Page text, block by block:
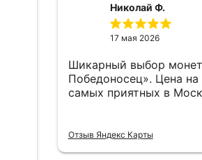
Николай Ф.
17 мая 2026
Шикарный выбор монет
Победоносец». Цена на
самых приятных в
Отзыв Яндекс Карты